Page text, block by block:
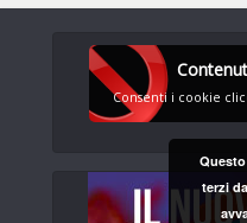
Consenti i cookie
terzi